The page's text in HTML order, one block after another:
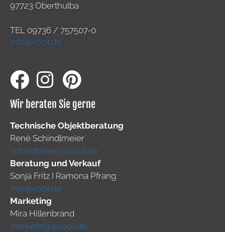
97723 Oberthulba
TEL 09736 / 757507-0
info@vocil.de
Wir beraten Sie gerne
Technische Objektberatung
René Schindlmeier
schindlmeier@vocil.de
Beratung und Verkauf
Sonja Fritz I Ramona Pfrang
info@vocil.de
Marketing
Mira Hillenbrand
marketing@vocil.de